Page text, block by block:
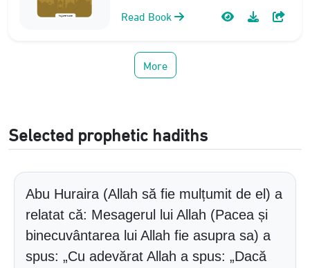
Read Book
More
Selected prophetic hadiths
Abu Huraira (Allah să fie mulțumit de el) a
relatat că: Mesagerul lui Allah (Pacea și
binecuvântarea lui Allah fie asupra sa) a
spus: „Cu adevărat Allah a spus: „Dacă